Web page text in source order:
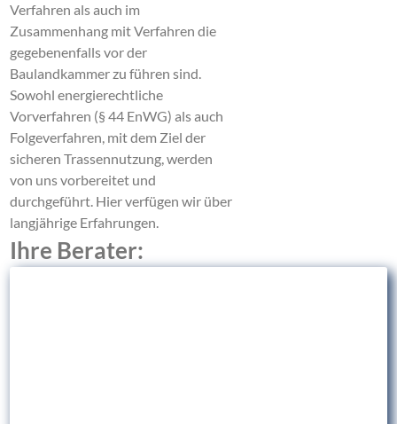
Verfahren als auch im
Zusammenhang mit Verfahren die
gegebenenfalls vor der
Baulandkammer zu führen sind.
Sowohl energierechtliche
Vorverfahren (§ 44 EnWG) als auch
Folgeverfahren, mit dem Ziel der
sicheren Trassennutzung, werden
von uns vorbereitet und
durchgeführt. Hier verfügen wir über
langjährige Erfahrungen.
Ihre Berater: